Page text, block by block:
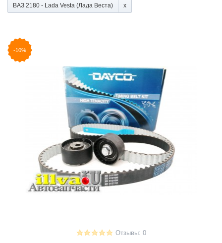
ВАЗ 2180 - Lada Vesta (Лада Веста)
-10%
Отзывы: 0